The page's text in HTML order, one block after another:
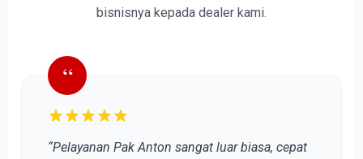
bisnisnya kepada dealer kami.
“
“Pelayanan Pak Anton sangat luar biasa, cepat